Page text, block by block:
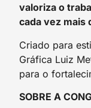
valoriza o
cada vez mais
Criado para
Gráfica Luiz
para o
SOBRE A